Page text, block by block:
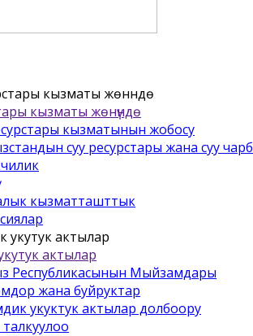
кызматы жѳнүндѳ
кызматынын жобосу
суу ресурстары жана суу
кызматташттык
актылар
Республикасынын Мыйзамдары
жана буйруктар
укуктук актылар долбоору